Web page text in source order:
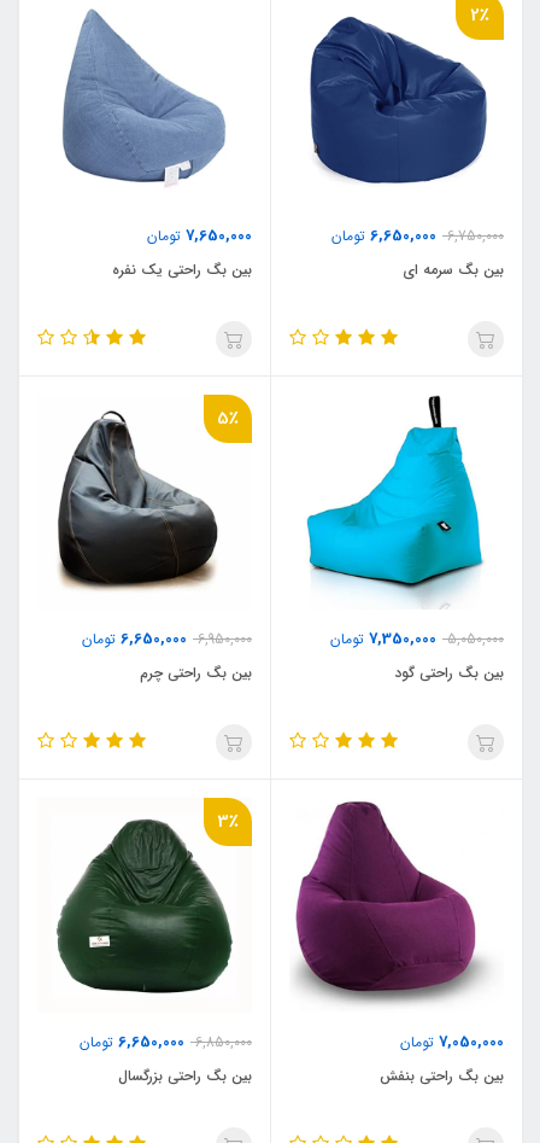
2٪
6,750,000
6,650,000 تومان
بین بگ سرمه ای
7,650,000 تومان
بین بگ راحتی یک نفره
5,050,000
7,350,000 تومان
بین بگ راحتی گود
5٪
6,950,000
6,650,000 تومان
بین بگ راحتی چرم
7,050,000 تومان
بین بگ راحتی بنفش
3٪
6,850,000
6,650,000 تومان
بین بگ راحتی بزرگسال